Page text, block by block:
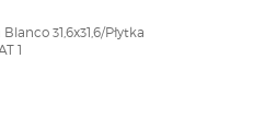
31,6x31,6/Płytka
1